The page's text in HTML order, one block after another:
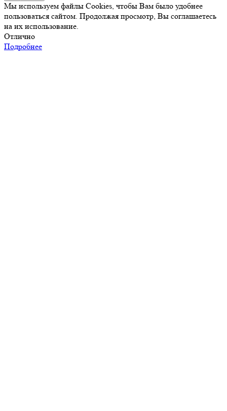
Мы используем файлы Cookies, чтобы Вам было удобнее
пользоваться сайтом. Продолжая просмотр, Вы соглашаетесь
на их использование.
Отлично
Подробнее